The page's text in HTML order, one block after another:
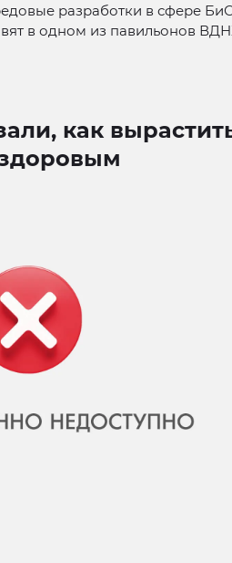
разработки в сфере
в одном из павильонов
как